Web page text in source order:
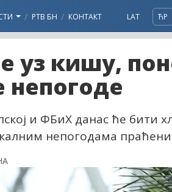
РТВ БН КОНТАКТ LAT ЋР
уз кишу,
непогоде
и ФБиХ данас ће бити
непогодама